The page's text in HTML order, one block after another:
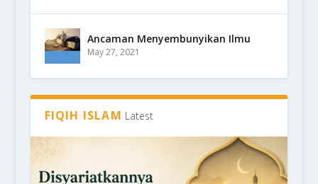
Ancaman Menyembunyikan Ilmu
May 27, 2021
FIQIH ISLAM Latest